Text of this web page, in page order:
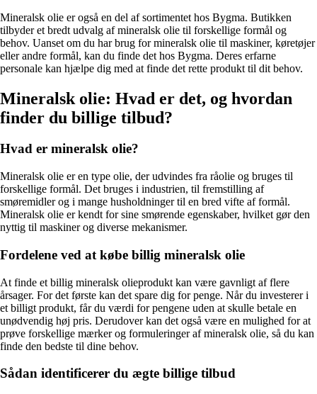
Mineralsk olie er også en del af sortimentet hos Bygma. Butikken
tilbyder et bredt udvalg af mineralsk olie til forskellige formål og
behov. Uanset om du har brug for mineralsk olie til maskiner, køretøjer
eller andre formål, kan du finde det hos Bygma. Deres erfarne
personale kan hjælpe dig med at finde det rette produkt til dit behov.
Mineralsk olie: Hvad er det, og hvordan
finder du billige tilbud?
Hvad er mineralsk olie?
Mineralsk olie er en type olie, der udvindes fra råolie og bruges til
forskellige formål. Det bruges i industrien, til fremstilling af
smøremidler og i mange husholdninger til en bred vifte af formål.
Mineralsk olie er kendt for sine smørende egenskaber, hvilket gør den
nyttig til maskiner og diverse mekanismer.
Fordelene ved at købe billig mineralsk olie
At finde et billig mineralsk olieprodukt kan være gavnligt af flere
årsager. For det første kan det spare dig for penge. Når du investerer i
et billigt produkt, får du værdi for pengene uden at skulle betale en
unødvendig høj pris. Derudover kan det også være en mulighed for at
prøve forskellige mærker og formuleringer af mineralsk olie, så du kan
finde den bedste til dine behov.
Sådan identificerer du ægte billige tilbud